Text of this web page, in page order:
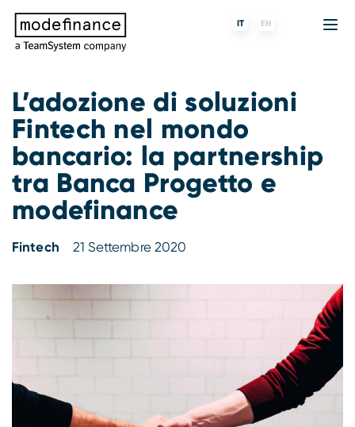
IT EN
L’adozione di soluzioni
Fintech nel mondo
bancario: la partnership
tra Banca Progetto e
modefinance
Fintech 21 Settembre 2020
Agenzia di Rating
Rating ESG
Tigran
s-peek
MORE
ForST
Data Science
API & Plug-N-Play
Fintech
Banche e finanziarie
SGR e fondi
Imprese
Chi siamo
Partner e clienti
Blog
Press center
Contatti
Lavora con noi